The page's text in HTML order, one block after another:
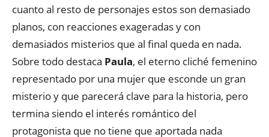
cuanto al resto de personajes estos son demasiado
planos, con reacciones exageradas y con
demasiados misterios que al final queda en nada.
Sobre todo destaca Paula, el eterno cliché femenino
representado por una mujer que esconde un gran
misterio y que parecerá clave para la historia, pero
termina siendo el interés romántico del
protagonista que no tiene que aportada nada